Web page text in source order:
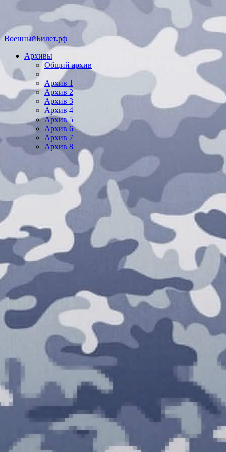
ВоенныйБилет.рф
Архивы
Общий архив
Архив 1
Архив 2
Архив 3
Архив 4
Архив 5
Архив 6
Архив 7
Архив 8